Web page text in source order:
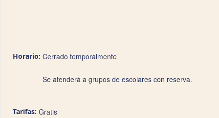
Horario: Cerrado temporalmente
Se atenderá a grupos de escolares con reserva.
Tarifas: Gratis